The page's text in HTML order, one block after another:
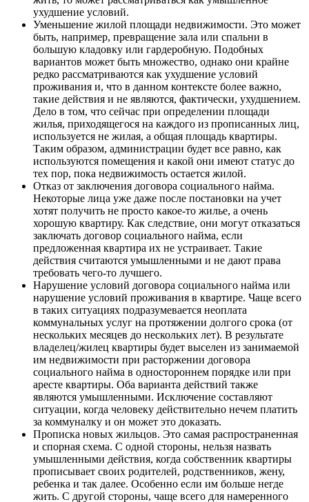
ухудшение условий.
Уменьшение жилой площади недвижимости. Это может
быть, например, превращение зала или спальни в
большую кладовку или гардеробную. Подобных
вариантов может быть множество, однако они крайне
редко рассматриваются как ухудшение условий
проживания и, что в данном контексте более важно,
такие действия и не являются, фактически, ухудшением.
Дело в том, что сейчас при определении площади
жилья, приходящегося на каждого из прописанных лиц,
используется не жилая, а общая площадь квартиры.
Таким образом, администрации будет все равно, как
используются помещения и какой они имеют статус до
тех пор, пока недвижимость остается жилой.
Отказ от заключения договора социального найма.
Некоторые лица уже даже после постановки на учет
хотят получить не просто какое-то жилье, а очень
хорошую квартиру. Как следствие, они могут отказаться
заключать договор социального найма, если
предложенная квартира их не устраивает. Такие
действия считаются умышленными и не дают права
требовать чего-то лучшего.
Нарушение условий договора социального найма или
нарушение условий проживания в квартире. Чаще всего
в таких ситуациях подразумевается неоплата
коммунальных услуг на протяжении долгого срока (от
нескольких месяцев до нескольких лет). В результате
владелец/жилец квартиры будет выселен из занимаемой
им недвижимости при расторжении договора
социального найма в одностороннем порядке или при
аресте квартиры. Оба варианта действий также
являются умышленными. Исключение составляют
ситуации, когда человеку действительно нечем платить
за коммуналку и он может это доказать.
Прописка новых жильцов. Это самая распространенная
и спорная схема. С одной стороны, нельзя назвать
умышленными действия, когда собственник квартиры
прописывает своих родителей, родственников, жену,
ребенка и так далее. Особенно если им больше негде
жить. С другой стороны, чаще всего для намеренного